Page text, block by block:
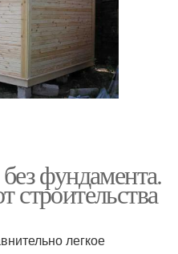
фундамента.
строительства
легкое